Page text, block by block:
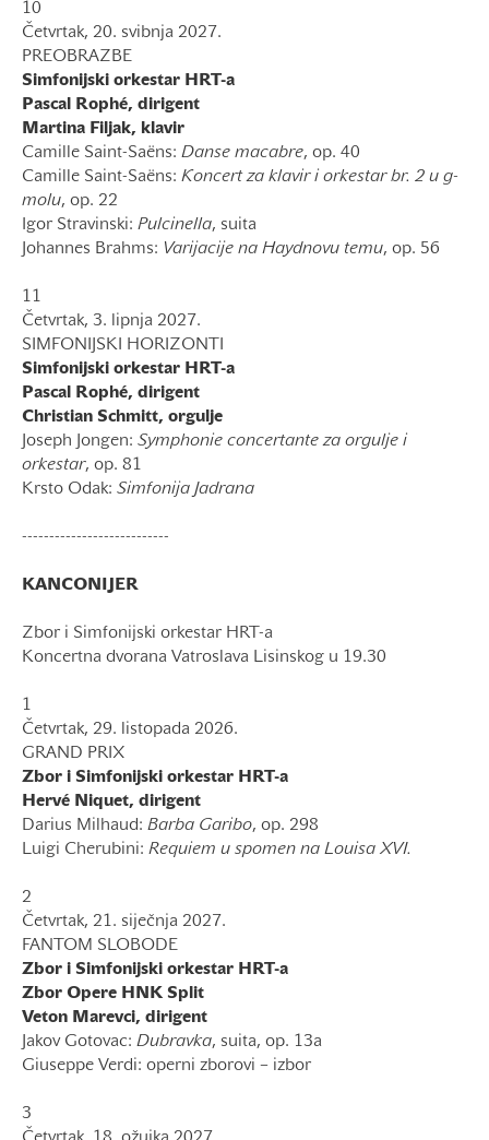
10
Četvrtak, 20. svibnja 2027.
PREOBRAZBE
Simfonijski orkestar HRT-a
Pascal Rophé, dirigent
Martina Filjak, klavir
Camille Saint-Saëns: Danse macabre, op. 40
Camille Saint-Saëns: Koncert za klavir i orkestar br. 2 u g-
molu, op. 22
Igor Stravinski: Pulcinella, suita
Johannes Brahms: Varijacije na Haydnovu temu, op. 56
11
Četvrtak, 3. lipnja 2027.
SIMFONIJSKI HORIZONTI
Simfonijski orkestar HRT-a
Pascal Rophé, dirigent
Christian Schmitt, orgulje
Joseph Jongen: Symphonie concertante za orgulje i
orkestar, op. 81
Krsto Odak: Simfonija Jadrana
---------------------------
KANCONIJER
Zbor i Simfonijski orkestar HRT-a
Koncertna dvorana Vatroslava Lisinskog u 19.30
1
Četvrtak, 29. listopada 2026.
GRAND PRIX
Zbor i Simfonijski orkestar HRT-a
Hervé Niquet, dirigent
Darius Milhaud: Barba Garibo, op. 298
Luigi Cherubini: Requiem u spomen na Louisa XVI.
2
Četvrtak, 21. siječnja 2027.
FANTOM SLOBODE
Zbor i Simfonijski orkestar HRT-a
Zbor Opere HNK Split
Veton Marevci, dirigent
Jakov Gotovac: Dubravka, suita, op. 13a
Giuseppe Verdi: operni zborovi – izbor
3